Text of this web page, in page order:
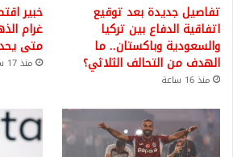
تفاصيل جديدة بعد توقيع
اتفاقية الدفاع بين تركيا
والسعودية وباكستان.. ما
الهدف من التحالف الثلاثي؟
منذ 16 ساعة
خبير
متى
منذ 17 ساعة